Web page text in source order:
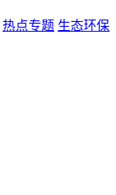
热点专题 生态环保